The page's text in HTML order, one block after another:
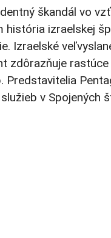
škandál vo
izraelskej
Izraelské
zdôrazňuje
v Spojených